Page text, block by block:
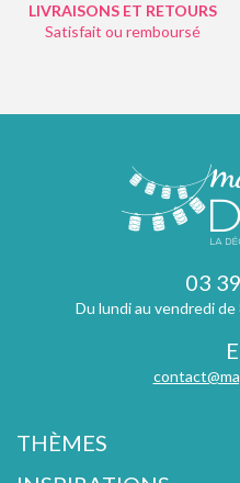
LIVRAISONS ET RETOURS
Satisfait ou remboursé
03
Du lundi au vendredi
THÈMES